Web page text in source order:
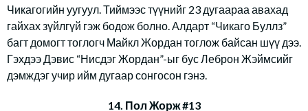
Чикагогийн уугуул. Тиймээс түүнийг 23 дугаараа авахад
гайхах зүйлгүй гэж бодож болно. Алдарт “Чикаго Буллз”
багт домогт тоглогч Майкл Жордан тоглож байсан шүү дээ.
Гэхдээ Дэвис “Нисдэг Жордан”-ыг бус Леброн Жэймсийг
дэмждэг учир ийм дугаар сонгосон гэнэ.
14. Пол Жорж #13